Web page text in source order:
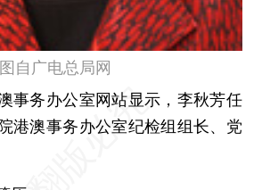
自广电总局网
务办公室网站显示，李秋芳任
港澳事务办公室纪检组组长、党